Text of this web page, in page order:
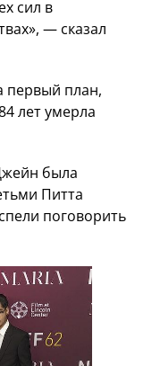
сил в
— сказал
первый план,
лет умерла
была
Питта
поговорить